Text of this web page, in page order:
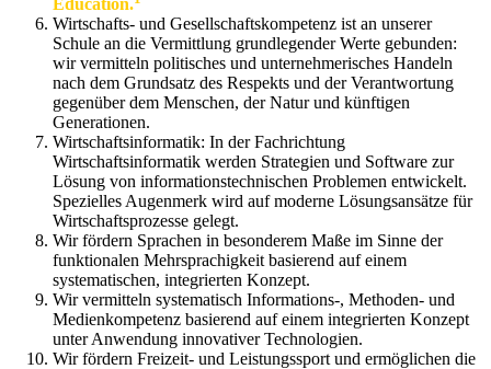
Wirtschafts- und Gesellschaftskompetenz ist an unserer
Schule an die Vermittlung grundlegender Werte gebunden:
wir vermitteln politisches und unternehmerisches Handeln
nach dem Grundsatz des Respekts und der Verantwortung
gegenüber dem Menschen, der Natur und künftigen
Generationen.
Wirtschaftsinformatik: In der Fachrichtung
Wirtschaftsinformatik werden Strategien und Software zur
Lösung von informationstechnischen Problemen entwickelt.
Spezielles Augenmerk wird auf moderne Lösungsansätze für
Wirtschaftsprozesse gelegt.
Wir fördern Sprachen in besonderem Maße im Sinne der
funktionalen Mehrsprachigkeit basierend auf einem
systematischen, integrierten Konzept.
Wir vermitteln systematisch Informations-, Methoden- und
Medienkompetenz basierend auf einem integrierten Konzept
unter Anwendung innovativer Technologien.
Wir fördern Freizeit- und Leistungssport und ermöglichen die